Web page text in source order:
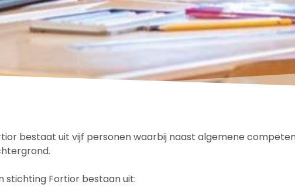
bestaat uit vijf personen waarbij naast algemene
stichting Fortior bestaan uit: